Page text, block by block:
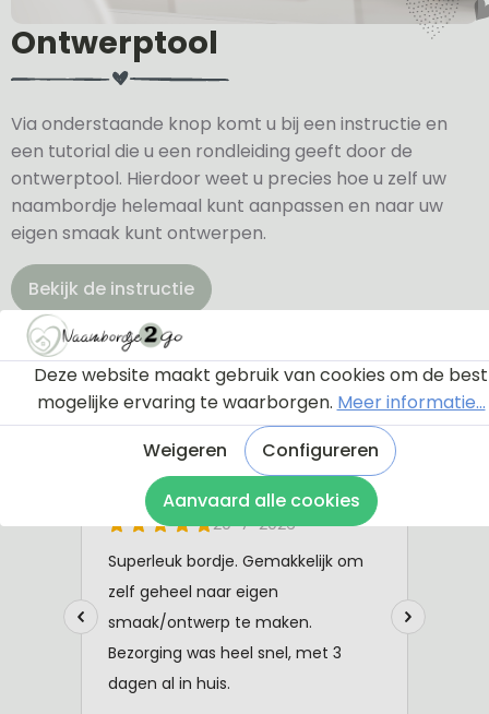
Ontwerptool
Via onderstaande knop komt u bij een instructie en
een tutorial die u een rondleiding geeft door de
ontwerptool. Hierdoor weet u precies hoe u zelf uw
naambordje helemaal kunt aanpassen en naar uw
eigen smaak kunt ontwerpen.
Bekijk de instructie
Deze website maakt gebruik van cookies om de best
mogelijke ervaring te waarborgen. Meer informatie...
Weigeren
Configureren
Aanvaard alle cookies